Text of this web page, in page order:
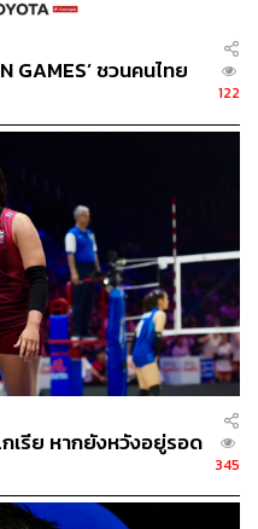
GAMES’ ชวนคนไทย
122
เรีย หากยังหวังอยู่รอด
345